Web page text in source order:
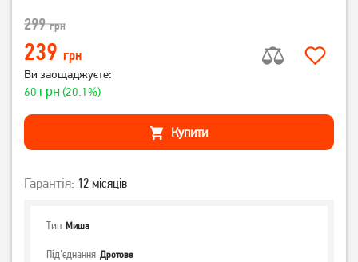
299грн
239 грн
Ви заощаджуєте:
60 грн(20.1%)
Купити
Гарантія: 12 місяців
Тип Миша
Під'єднання Дротове